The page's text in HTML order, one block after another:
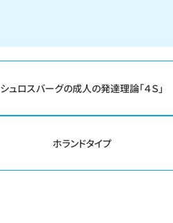
シュロスバーグの成人の発達理論「４Ｓ」
ホランドタイプ